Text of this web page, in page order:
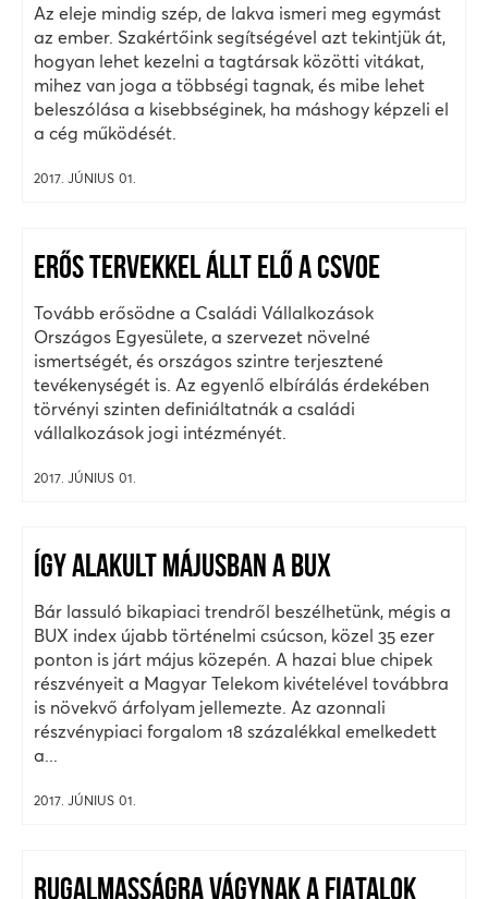
Az eleje mindig szép, de lakva ismeri meg egymást
az ember. Szakértőink segítségével azt tekintjük át,
hogyan lehet kezelni a tagtársak közötti vitákat,
mihez van joga a többségi tagnak, és mibe lehet
beleszólása a kisebbséginek, ha máshogy képzeli el
a cég működését.
2017. JÚNIUS 01.
ERŐS TERVEKKEL ÁLLT ELŐ A CSVOE
Tovább erősödne a Családi Vállalkozások
Országos Egyesülete, a szervezet növelné
ismertségét, és országos szintre terjesztené
tevékenységét is. Az egyenlő elbírálás érdekében
törvényi szinten definiáltatnák a családi
vállalkozások jogi intézményét.
2017. JÚNIUS 01.
ÍGY ALAKULT MÁJUSBAN A BUX
Bár lassuló bikapiaci trendről beszélhetünk, mégis a
BUX index újabb történelmi csúcson, közel 35 ezer
ponton is járt május közepén. A hazai blue chipek
részvényeit a Magyar Telekom kivételével továbbra
is növekvő árfolyam jellemezte. Az azonnali
részvénypiaci forgalom 18 százalékkal emelkedett
a...
2017. JÚNIUS 01.
RUGALMASSÁGRA VÁGYNAK A FIATALOK